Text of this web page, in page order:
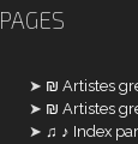
PAGES
₪ Artistes
₪ Artistes
♫ ♪ Index